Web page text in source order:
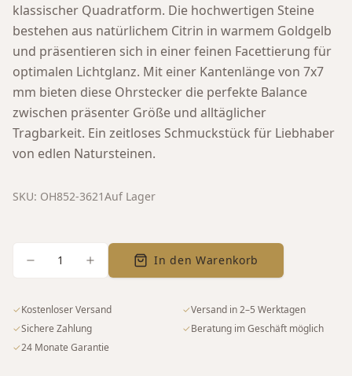
klassischer Quadratform. Die hochwertigen Steine
bestehen aus natürlichem Citrin in warmem Goldgelb
und präsentieren sich in einer feinen Facettierung für
optimalen Lichtglanz. Mit einer Kantenlänge von 7x7
mm bieten diese Ohrstecker die perfekte Balance
zwischen präsenter Größe und alltäglicher
Tragbarkeit. Ein zeitloses Schmuckstück für Liebhaber
von edlen Natursteinen.
SKU: OH852-3621Auf Lager
1 In den Warenkorb
✓Kostenloser Versand ✓Versand in 2–5 Werktagen
✓Sichere Zahlung ✓Beratung im Geschäft möglich
✓24 Monate Garantie